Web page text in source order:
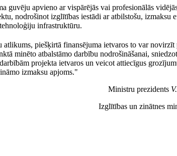
guvēju apvieno ar vispārējās vai profesionālās
nodrošinot izglītības iestādi ar atbilstošu, izmaksu
infrastruktūru.
atlikums, piešķirtā finansējuma ietvaros to var novirzīt
minēto atbalstāmo darbību nodrošināšanai,
projekta ietvaros un veicot attiecīgus
izmaksu apjoms."
Ministru prezidents
Izglītības un zinātnes